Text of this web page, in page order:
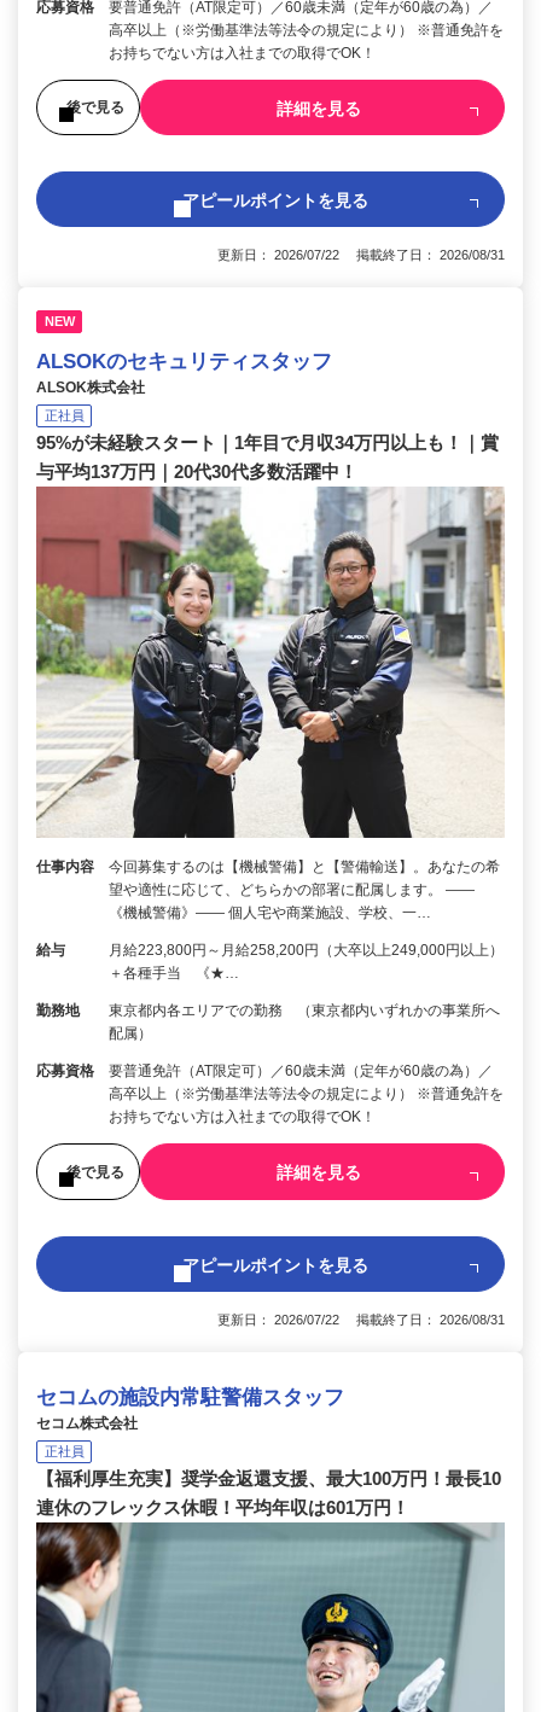
応募資格
要普通免許（AT限定可）／60歳未満（定年が60歳の為）／
高卒以上（※労働基準法等法令の規定により） ※普通免許を
お持ちでない方は入社までの取得でOK！
後で見る 詳細を見る
アピールポイントを見る
更新日： 2026/07/22 掲載終了日： 2026/08/31
NEW
ALSOKのセキュリティスタッフ
ALSOK株式会社
正社員
95%が未経験スタート｜1年目で月収34万円以上も！｜賞
与平均137万円｜20代30代多数活躍中！
仕事内容
今回募集するのは【機械警備】と【警備輸送】。あなたの希
望や適性に応じて、どちらかの部署に配属します。 ――
《機械警備》―― 個人宅や商業施設、学校、一…
給与
月給223,800円～月給258,200円（大卒以上249,000円以上）
＋各種手当 《★…
勤務地
東京都内各エリアでの勤務 （東京都内いずれかの事業所へ
配属）
応募資格
要普通免許（AT限定可）／60歳未満（定年が60歳の為）／
高卒以上（※労働基準法等法令の規定により） ※普通免許を
お持ちでない方は入社までの取得でOK！
後で見る 詳細を見る
アピールポイントを見る
更新日： 2026/07/22 掲載終了日： 2026/08/31
セコムの施設内常駐警備スタッフ
セコム株式会社
正社員
【福利厚生充実】奨学金返還支援、最大100万円！最長10
連休のフレックス休暇！平均年収は601万円！